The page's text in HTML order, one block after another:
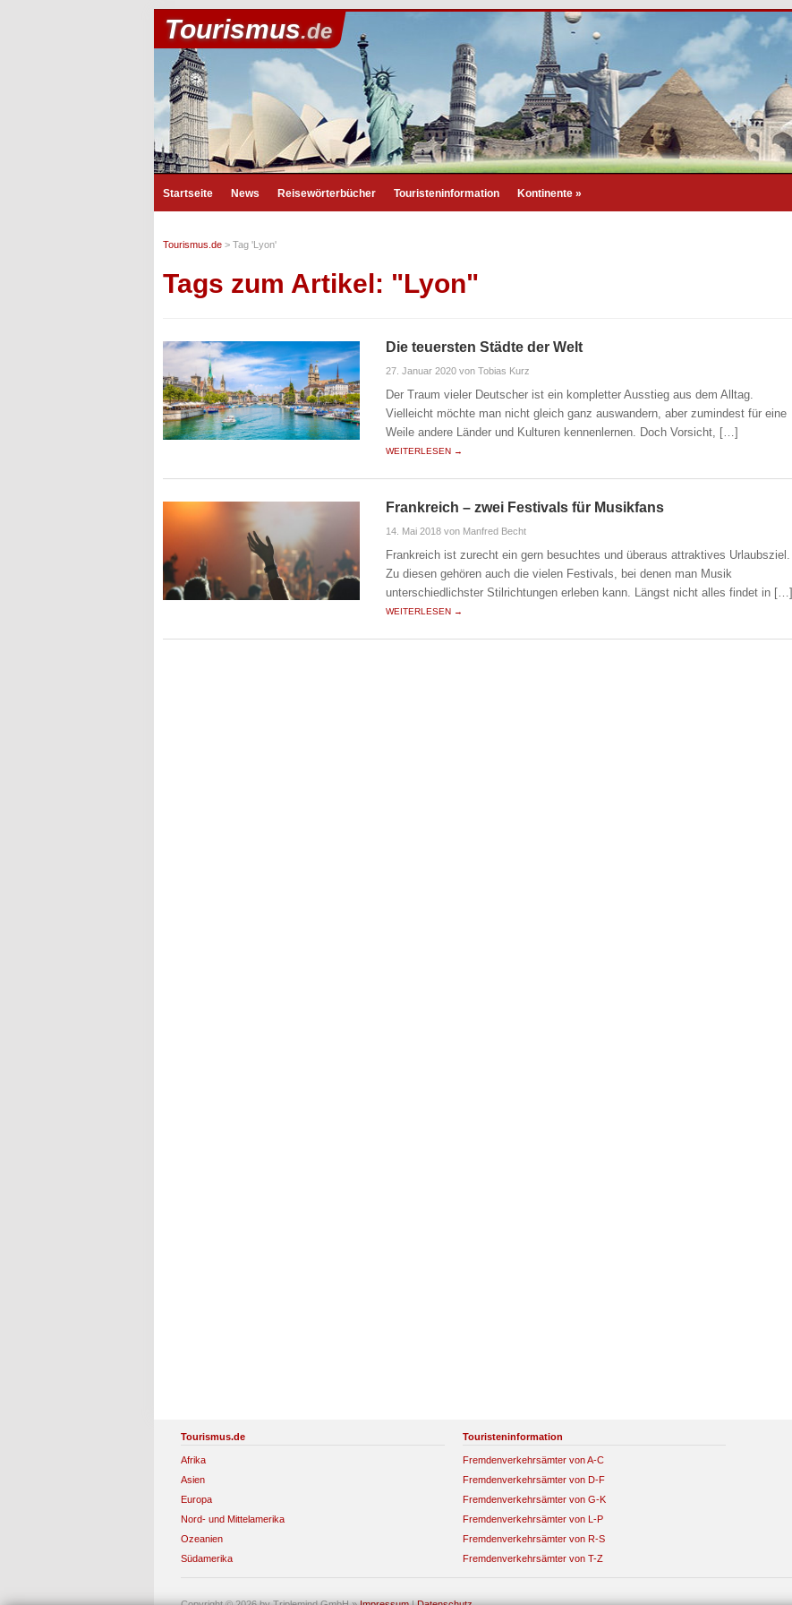
Tourismus.de
Startseite News Reisewörterbücher Touristeninformation Kontinente »
Tourismus.de > Tag 'Lyon'
Tags zum Artikel: "Lyon"
Die teuersten Städte der Welt
27. Januar 2020 von Tobias Kurz
Der Traum vieler Deutscher ist ein kompletter Ausstieg aus dem Alltag.
Vielleicht möchte man nicht gleich ganz auswandern, aber zumindest für eine
Weile andere Länder und Kulturen kennenlernen. Doch Vorsicht, […]
WEITERLESEN →
Frankreich – zwei Festivals für Musikfans
14. Mai 2018 von Manfred Becht
Frankreich ist zurecht ein gern besuchtes und überaus attraktives Urlaubsziel.
Zu diesen gehören auch die vielen Festivals, bei denen man Musik
unterschiedlichster Stilrichtungen erleben kann. Längst nicht alles findet in […]
WEITERLESEN →
Tourismus.de
Afrika
Asien
Europa
Nord- und Mittelamerika
Ozeanien
Südamerika
Touristeninformation
Fremdenverkehrsämter von A-C
Fremdenverkehrsämter von D-F
Fremdenverkehrsämter von G-K
Fremdenverkehrsämter von L-P
Fremdenverkehrsämter von R-S
Fremdenverkehrsämter von T-Z